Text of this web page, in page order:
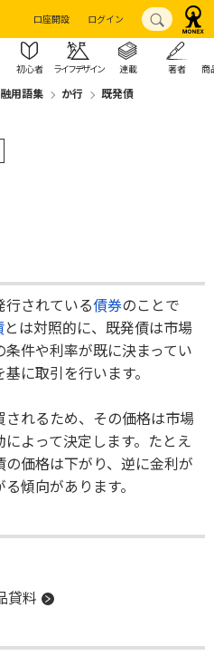
口座開設 ログイン
初心者 ライフデザイン 連載 著者 商
用語集 か行 既発債
されている債券のことで
とは対照的に、既発債は市場
件や利率が既に決まってい
に取引を行います。
れるため、その価格は市場
によって決定します。たとえ
価格は下がり、逆に金利が
傾向があります。
貸料